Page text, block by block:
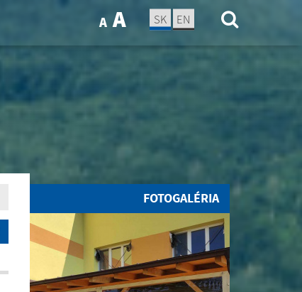
A A SK EN
FOTOGALÉRIA